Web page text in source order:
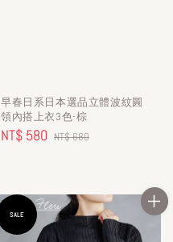
早春日系日本選品立體波紋圓
領內搭上衣3色-棕
Sale
NT$ 580 Regular
NT$ 680
SALE